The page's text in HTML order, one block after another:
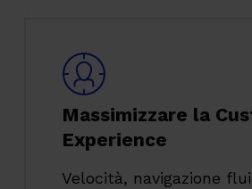
Massimizzare la
Experience
Velocità, navigazione